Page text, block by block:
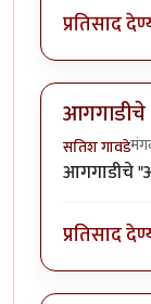
प्रतिसाद
सतिश गावडे
आगगाडीचे
प्रतिसाद